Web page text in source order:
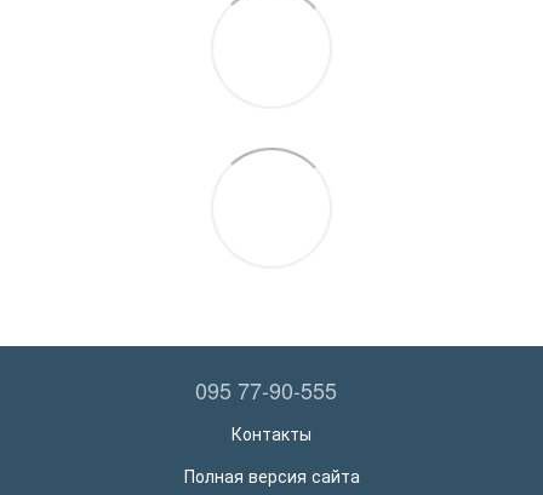
095 77-90-555
Контакты
Полная версия сайта